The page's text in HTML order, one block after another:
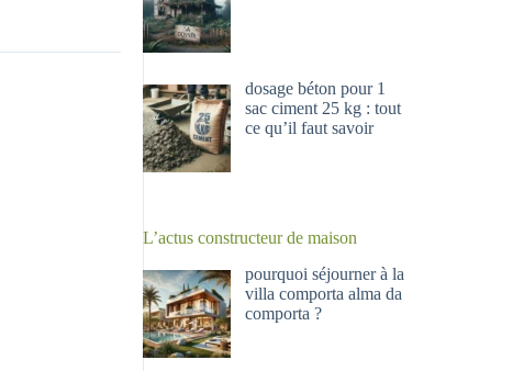
dosage béton pour 1
sac ciment 25 kg : tout
ce qu’il faut savoir
L’actus constructeur de maison
pourquoi séjourner à la
villa comporta alma da
comporta ?